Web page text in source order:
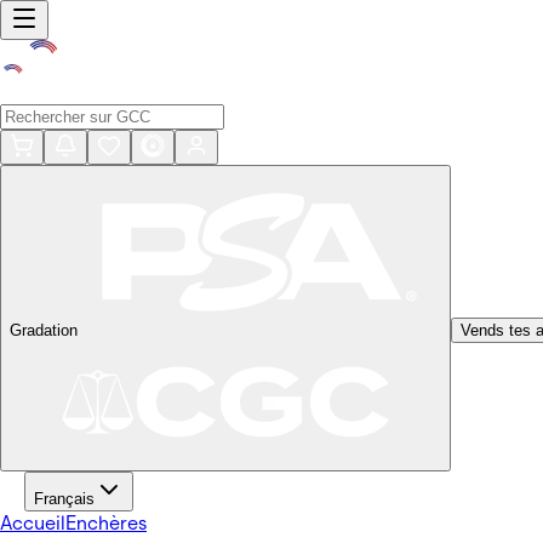
Gradation Vends tes
Français
AccueilEnchères